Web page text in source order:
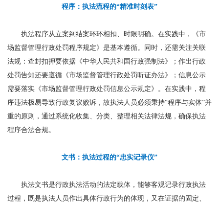
程序：执法流程的“精准时刻表”
执法程序从立案到结案环环相扣、时限明确。在实践中，《市
场监督管理行政处罚程序规定》是基本遵循。同时，还需关注关联
法规：查封扣押要依据《中华人民共和国行政强制法》；作出行政
处罚告知还要遵循《市场监督管理行政处罚听证办法》；信息公示
需要落实《市场监督管理行政处罚信息公示规定》。在实践中，程
序违法极易导致行政复议败诉，故执法人员必须秉持“程序与实体”并
重的原则，通过系统化收集、分类、整理相关法律法规，确保执法
程序合法合规。
文书：执法过程的“忠实记录仪”
执法文书是行政执法活动的法定载体，能够客观记录行政执法
过程，既是执法人员作出具体行政行为的体现，又在证据的固定、